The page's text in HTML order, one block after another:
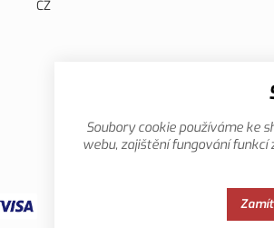
CZ
Soubory cookie používáme ke
webu, zajištění fungování funkcí